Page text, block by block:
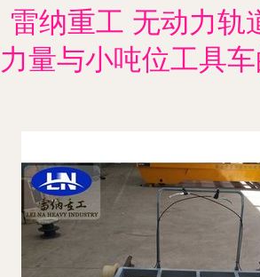
雷纳重工 无动力轨
力量与小吨位工具